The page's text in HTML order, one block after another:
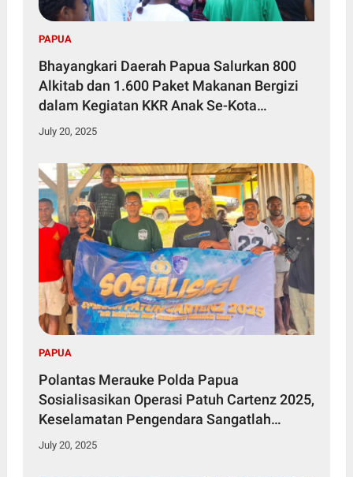
PAPUA
Bhayangkari Daerah Papua Salurkan 800
Alkitab dan 1.600 Paket Makanan Bergizi
dalam Kegiatan KKR Anak Se-Kota
Jayapura
July 20, 2025
PAPUA
Polantas Merauke Polda Papua
Sosialisasikan Operasi Patuh Cartenz 2025,
Keselamatan Pengendara Sangatlah
Penting
July 20, 2025